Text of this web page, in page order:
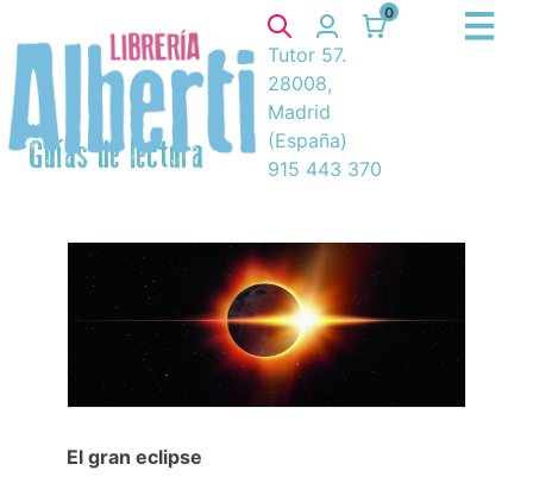
0
Tutor 57.
28008,
Madrid
(España)
915 443 370
Guías de lectura
El gran eclipse